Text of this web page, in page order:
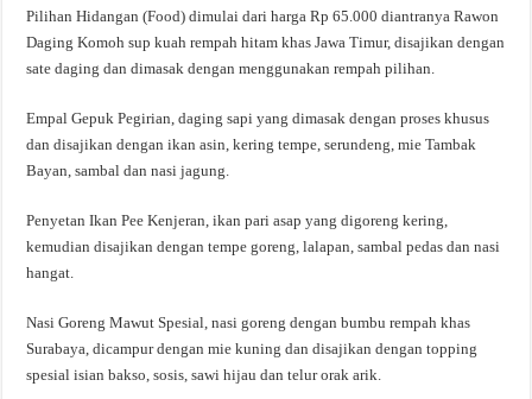
Pilihan Hidangan (Food) dimulai dari harga Rp 65.000 diantranya Rawon
Daging Komoh sup kuah rempah hitam khas Jawa Timur, disajikan dengan
sate daging dan dimasak dengan menggunakan rempah pilihan.
Empal Gepuk Pegirian, daging sapi yang dimasak dengan proses khusus
dan disajikan dengan ikan asin, kering tempe, serundeng, mie Tambak
Bayan, sambal dan nasi jagung.
Penyetan Ikan Pee Kenjeran, ikan pari asap yang digoreng kering,
kemudian disajikan dengan tempe goreng, lalapan, sambal pedas dan nasi
hangat.
Nasi Goreng Mawut Spesial, nasi goreng dengan bumbu rempah khas
Surabaya, dicampur dengan mie kuning dan disajikan dengan topping
spesial isian bakso, sosis, sawi hijau dan telur orak arik.